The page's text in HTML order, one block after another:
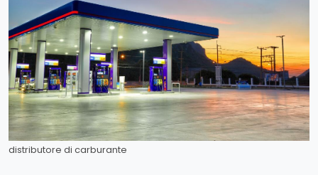
distributore di carburante